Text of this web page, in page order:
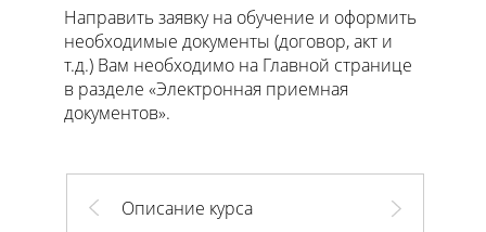
Направить заявку на обучение и оформить
необходимые документы (договор, акт и
т.д.) Вам необходимо на Главной странице
в разделе «Электронная приемная
документов».
Описание курса